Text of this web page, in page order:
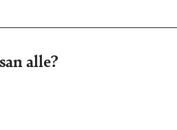
alle?